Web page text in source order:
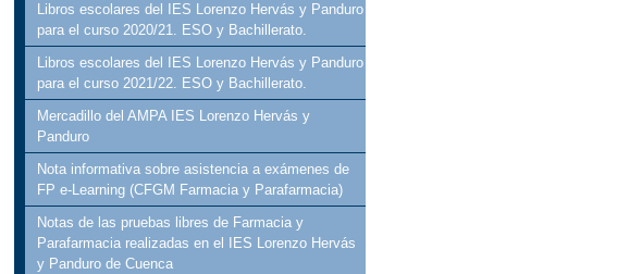
Libros escolares del IES Lorenzo Hervás y Panduro
para el curso 2020/21. ESO y Bachillerato.
Libros escolares del IES Lorenzo Hervás y Panduro
para el curso 2021/22. ESO y Bachillerato.
Mercadillo del AMPA IES Lorenzo Hervás y
Panduro
Nota informativa sobre asistencia a exámenes de
FP e-Learning (CFGM Farmacia y Parafarmacia)
Notas de las pruebas libres de Farmacia y
Parafarmacia realizadas en el IES Lorenzo Hervás
y Panduro de Cuenca